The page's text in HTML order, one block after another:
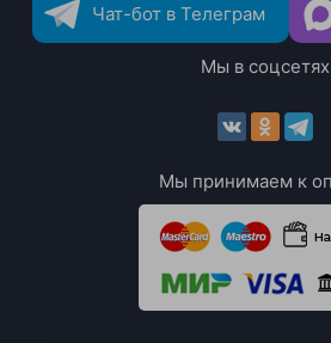
Чат-бот в Телеграм
Мы в
Мы принимаем к